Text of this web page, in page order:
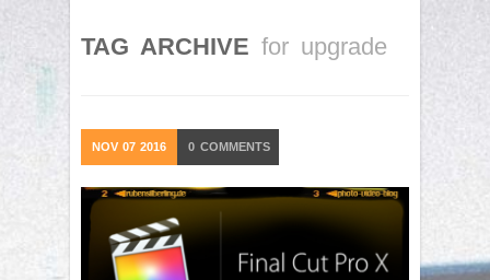
TAG ARCHIVE for upgrade
NOV 07 2016 0 COMMENTS